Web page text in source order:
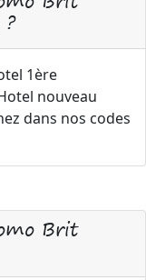
1ère
nouveau
dans nos codes
Brit